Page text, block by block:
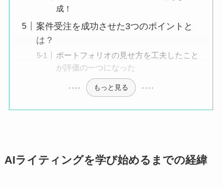
成！
案件受注を成功させた3つのポイントと
は？
ポートフォリオの見せ方を工夫したこと
が評価の一つになった
もっと見る
AIライティングを学び始めるまでの経緯